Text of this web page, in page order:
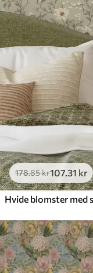
178.85kr107.31 kr